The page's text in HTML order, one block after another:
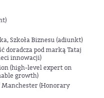
Szkoła Biznesu (adiunkt)
doradcza pod marką Tataj
innowacji)
(high-level expert on
growth)
Manchester (Honorary